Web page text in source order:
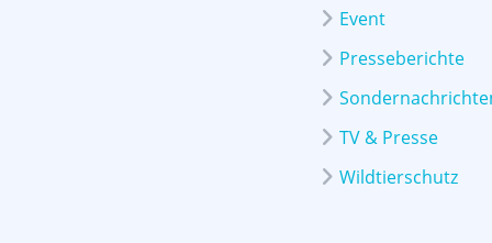
Event
Presseberichte
TV & Presse
Wildtierschutz